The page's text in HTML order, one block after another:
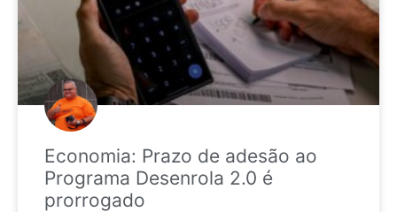
Economia: Prazo de adesão ao
Programa Desenrola 2.0 é
prorrogado